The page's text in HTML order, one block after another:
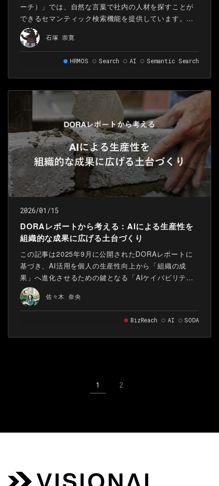
ーチ）」では、自然な言葉で社内の人材を探すことが
できるセマンティック検索機能を提供しています。セ
マンティック検索には、ベクトル検索を用いており、
PostgreSQLの拡張機能であるpgvectorとHNSWイン
デックスを使用しています。
石塚 崇寛
HRMOS Search AI Semantic Search
2026/01/15
DORAレポートから考える：AIによる生産性を
組織的な成果に広げる土台づくり
この記事は2025年9月に公開されたDORAレポートに
基づき、AI活用を個人の生産性向上から「組織の成
果」へ進化させるための鍵となる「AIケイパビリテ
ィ」の使い方を提案しています。
佐々木 奈央
BizReach AI SODA
1 2